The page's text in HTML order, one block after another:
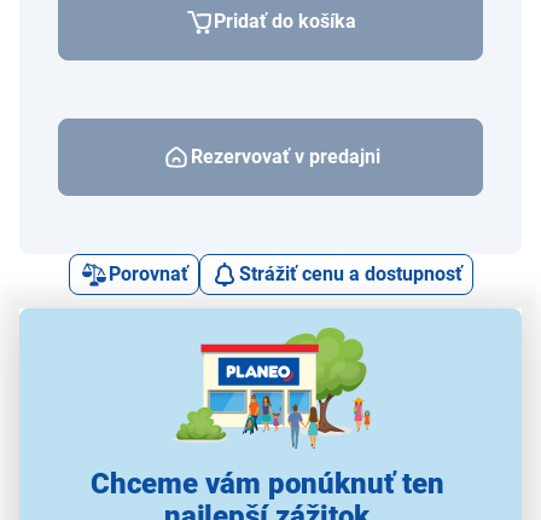
Chceme vám ponúknuť ten
Pridať do košíka
Rezervovať v predajni
Porovnať Strážiť cenu a dostupnosť
Apple iPhone 17 Pro